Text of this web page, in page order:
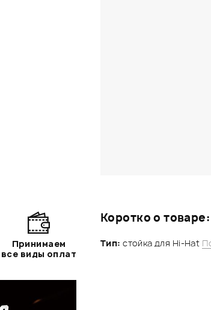
Коротко о товаре:
Тип: стойка для Hi-Hat
Принимаем
все виды оплат